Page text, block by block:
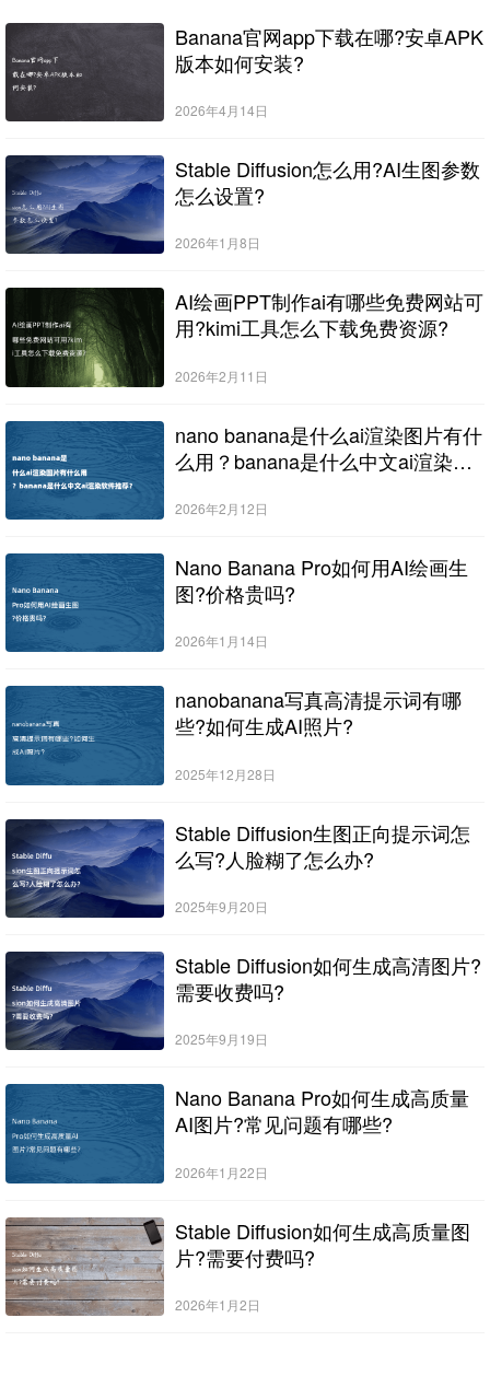
Banana官网app下载在哪?安卓APK
版本如何安装?
2026年4月14日
Stable Diffusion怎么用?AI生图参数
怎么设置?
2026年1月8日
AI绘画PPT制作ai有哪些免费网站可
用?kimi工具怎么下载免费资源?
2026年2月11日
nano banana是什么ai渲染图片有什
么用？banana是什么中文ai渲染软
2026年2月12日
Nano Banana Pro如何用AI绘画生
图?价格贵吗?
2026年1月14日
nanobanana写真高清提示词有哪
些?如何生成AI照片?
2025年12月28日
Stable Diffusion生图正向提示词怎
么写?人脸糊了怎么办?
2025年9月20日
Stable Diffusion如何生成高清图片?
需要收费吗?
2025年9月19日
Nano Banana Pro如何生成高质量
AI图片?常见问题有哪些?
2026年1月22日
Stable Diffusion如何生成高质量图
片?需要付费吗?
2026年1月2日